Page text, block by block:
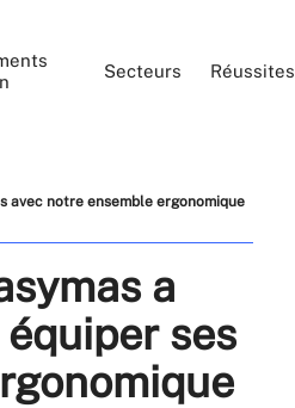
Secteurs Réussites
avec notre ensemble ergonomique
a
ses